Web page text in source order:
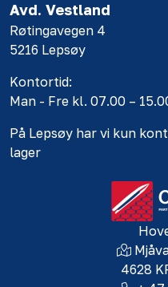
Avd. Vestland
Røtingavegen 4
5216 Lepsøy
Kontortid:
Man - Fre kl. 07.00 –
På Lepsøy har vi kun
lager
4628